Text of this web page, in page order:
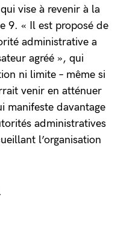
vise à revenir à la
9. « Il est proposé de
administrative a
agréé », qui
ni limite – même si
venir en atténuer
manifeste davantage
administratives
l’organisation